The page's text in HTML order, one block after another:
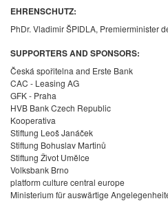
EHRENSCHUTZ:
PhDr. Vladimir ŠPIDLA, Premierminister
SUPPORTERS AND SPONSORS:
Česká spořitelna and Erste Bank
CAC - Leasing AG
GFK - Praha
HVB Bank Czech Republic
Kooperativa
Stiftung Leoš Janáček
Stiftung Bohuslav Martinů
Stiftung Život Umĕlce
Volksbank Brno
platform culture central europe
Ministerium für auswärtige